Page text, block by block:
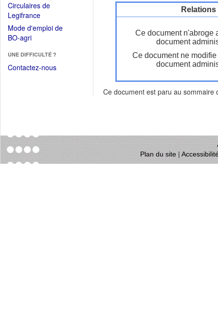
Circulaires de
Legifrance(Ouvrir
dans
une
fenêtre)
Mode d'emploi de
BO-agri(Ouvrir
une
nouvelle
UNE DIFFICULTÉ ?
Contactez-nous
Ce document n'abroge
document
Ce document ne
document
Ce document est paru au sommaire
Plan du site|